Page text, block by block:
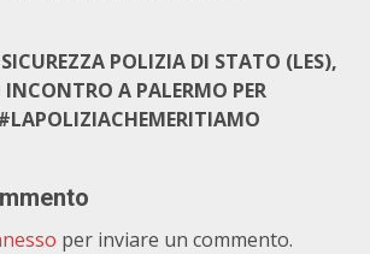
POLIZIA DI STATO (LES),
A PALERMO PER
per inviare un commento.